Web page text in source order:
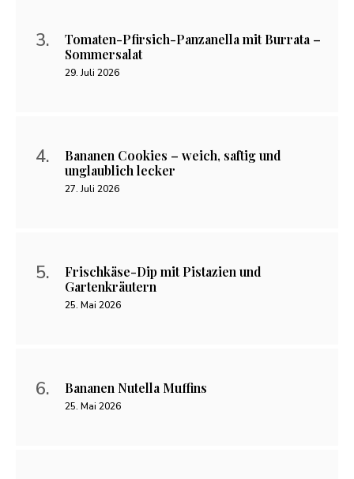
Tomaten-Pfirsich-Panzanella mit Burrata –
Sommersalat
29. Juli 2026
Bananen Cookies – weich, saftig und
unglaublich lecker
27. Juli 2026
Frischkäse-Dip mit Pistazien und
Gartenkräutern
25. Mai 2026
Bananen Nutella Muffins
25. Mai 2026